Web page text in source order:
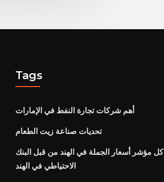
Tags
أهم شركات تجارة النفط في الإمارات
تحديات صناعة زيت الطعام
كل مؤشر أسعار الجملة في الهند من قبل البنك
الاحتياطي في الهند